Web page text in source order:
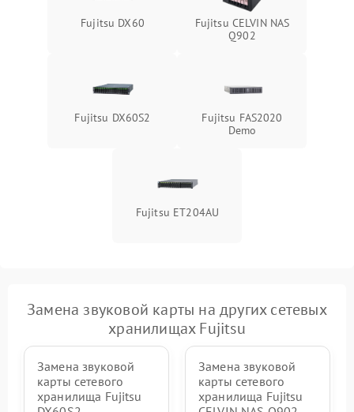
Fujitsu DX60
Fujitsu CELVIN NAS
Q902
Fujitsu DX60S2
Fujitsu FAS2020
Demo
Fujitsu ET204AU
Замена звуковой карты на других сетевых
хранилищах Fujitsu
Замена звуковой
карты сетевого
хранилища Fujitsu
Замена звуковой
карты сетевого
хранилища Fujitsu